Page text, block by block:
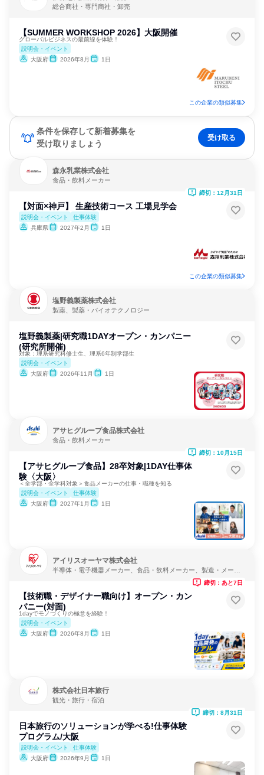
総合商社・専門商社・卸売
【SUMMER WORKSHOP 2026】大阪開催
グローバルビジネスの最前線を体験！
説明会・イベント
大阪府
2026年8月 1日
この企業の類似募集
条件を保存して新着募集を
受け取りましょう
受け取る
森永乳業株式会社
食品・飲料メーカー
【対面×神戸】 生産技術コース 工場見学会
説明会・イベント
仕事体験
兵庫県
2027年2月 1日
締切：12月31日
この企業の類似募集
塩野義製薬株式会社
製薬、製薬・バイオテクノロジー
塩野義製薬|研究職1DAYオープン・カンパニー
(研究所開催)
対象：理系研究科修士生、理系6年制学部生
説明会・イベント
大阪府
2026年11月 1日
アサヒグループ食品株式会社
食品・飲料メーカー
【アサヒグループ食品】28卒対象|1DAY仕事体
験〈大阪〉
＜全学部・全学科対象＞食品メーカーの仕事・職種を知る
説明会・イベント
仕事体験
大阪府
2027年1月 1日
締切：10月15日
アイリスオーヤマ株式会社
半導体・電子機器メーカー、食品・飲料メーカー、製造・メーカ
【技術職・デザイナー職向け】オープン・カン
パニー(対面)
1dayでモノづくりの極意を経験！
説明会・イベント
大阪府
2026年8月 1日
締切：あと7日
株式会社日本旅行
観光・旅行・宿泊
日本旅行のソリューションが学べる!仕事体験
プログラム/大阪
説明会・イベント
仕事体験
大阪府
2026年9月 1日
締切：8月31日